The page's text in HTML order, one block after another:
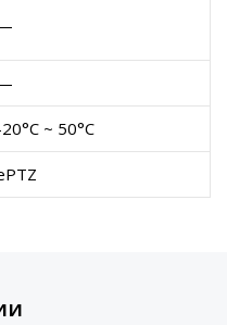
~ 50°C